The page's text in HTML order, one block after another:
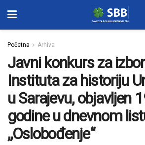
Početna Arhiva
Javni konkurs za
Instituta za historiju
u Sarajevu, objavljen
godine u dnevnom
„Oslobođenje“